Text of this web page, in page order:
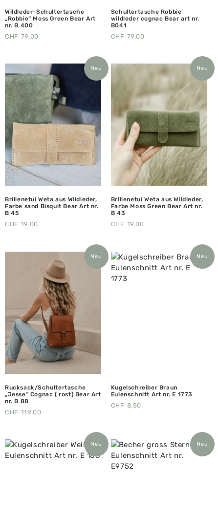
Wildleder-Schultertasche
„Robbie“ Moss Green Bear Art
nr. B 400
CHF 79.00
Schultertasche Robbie
wildleder cognac Bear art nr.
B041
CHF 79.00
Neu
Brillenetui Weta aus Wildleder,
Farbe sand Bisquit Bear Art nr.
B 45
CHF 19.00
Neu
Brillenetui Weta aus Wildleder,
Farbe Moss Green Bear Art nr.
B 43
CHF 19.00
Neu
Rucksack/Schultertasche
„Jesse“ Cognac ( rost) Bear Art
nr. B 88
CHF 119.00
Neu
Kugelschreiber Braun
Eulenschnitt Art nr. E 1773
CHF 8.50
Neu Neu